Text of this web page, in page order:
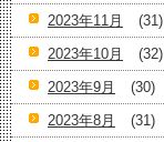
2023年11月
(31)
2023年10月
(32)
2023年9月
(30)
2023年8月
(31)